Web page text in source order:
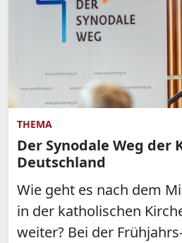
THEMA
Der Synodale Weg der
Deutschland
Wie geht es nach dem
in der katholischen
weiter? Bei der